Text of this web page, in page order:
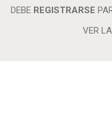
DEBE REGISTRARSE
VER